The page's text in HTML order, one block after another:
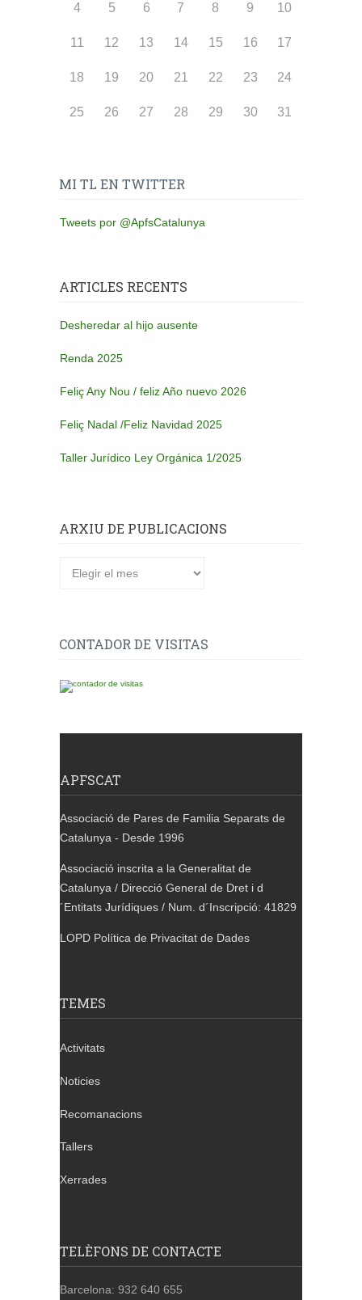
4 5 6 7 8 9 10
11 12 13 14 15 16 17
18 19 20 21 22 23 24
25 26 27 28 29 30 31
MI TL EN TWITTER
Tweets por @ApfsCatalunya
ARTICLES RECENTS
Desheredar al hijo ausente
Renda 2025
Feliç Any Nou / feliz Año nuevo 2026
Feliç Nadal /Feliz Navidad 2025
Taller Jurídico Ley Orgánica 1/2025
ARXIU DE PUBLICACIONS
CONTADOR DE VISITAS
APFSCAT
Associació de Pares de Familia Separats de
Catalunya - Desde 1996
Associació inscrita a la Generalitat de
Catalunya / Direcció General de Dret i d
´Entitats Jurídiques / Num. d´Inscripció: 41829
LOPD Política de Privacitat de Dades
TEMES
Activitats
Noticies
Recomanacions
Tallers
Xerrades
TELÈFONS DE CONTACTE
Barcelona: 932 640 655